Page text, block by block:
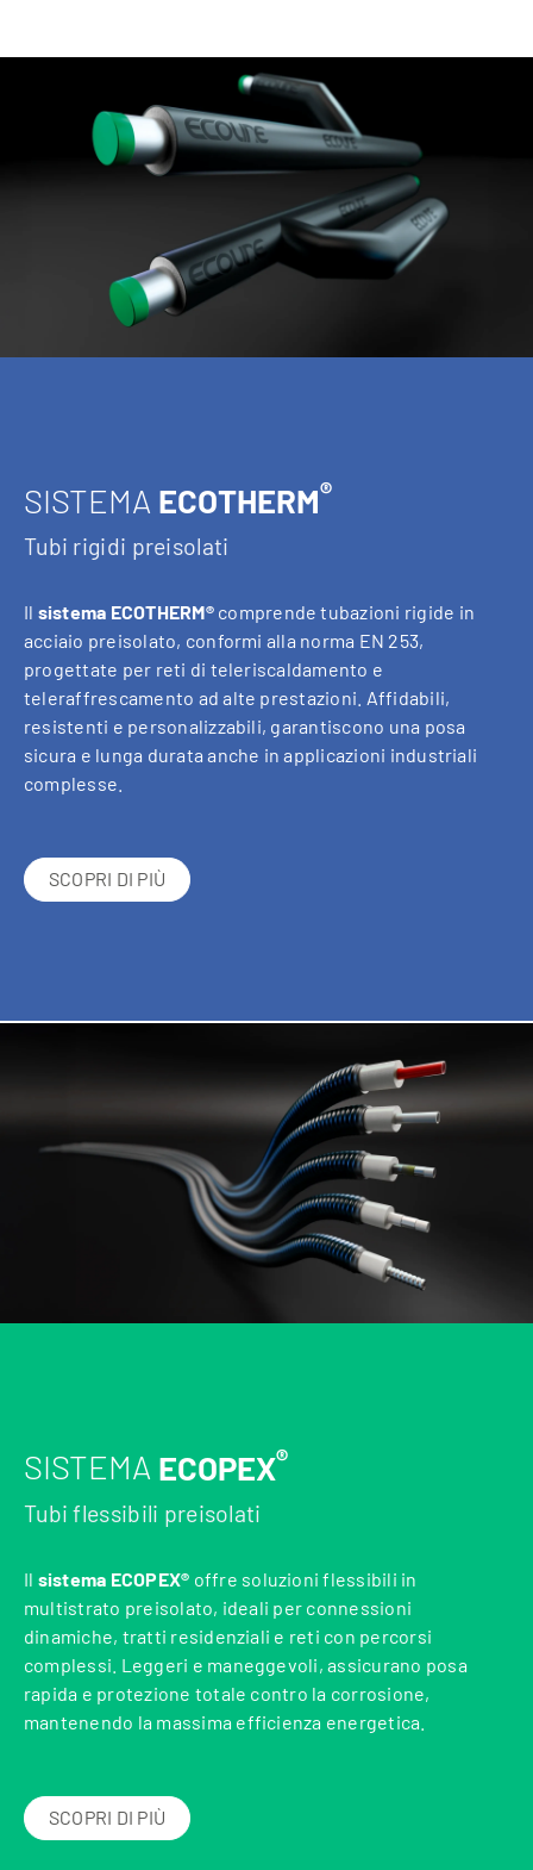
SISTEMA ECOTHERM®
Tubi rigidi preisolati
Il sistema ECOTHERM®comprende tubazioni rigide in
acciaio preisolato, conformi alla norma EN 253,
progettate per reti di teleriscaldamento e
teleraffrescamento ad alte prestazioni. Affidabili,
resistenti e personalizzabili, garantiscono una posa
sicura e lunga durata anche in applicazioni industriali
complesse.
SCOPRI DI PIÙ
SISTEMA ECOPEX®
Tubi flessibili preisolati
Il sistema ECOPEX® offre soluzioni flessibili in
multistrato preisolato, ideali per connessioni
dinamiche, tratti residenziali e reti con percorsi
complessi. Leggeri e maneggevoli, assicurano posa
rapida e protezione totale contro la corrosione,
mantenendo la massima efficienza energetica.
SCOPRI DI PIÙ